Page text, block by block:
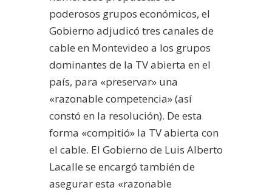
poderosos grupos económicos, el
Gobierno adjudicó tres canales de
cable en Montevideo a los grupos
dominantes de la TV abierta en el
país, para «preservar» una
«razonable competencia» (así
constó en la resolución). De esta
forma «compitió» la TV abierta con
el cable. El Gobierno de Luis Alberto
Lacalle se encargó también de
asegurar esta «razonable